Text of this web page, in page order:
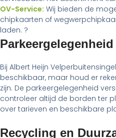
OV-Service: Wij bieden de
chipkaarten of
laden. ?
Parkeergelegenheid
Bij Albert Heijn
beschikbaar, maar houd er
zijn. De parkeergelegenheid
controleer altijd de borden ter
over tarieven en beschikbare
Recycling en